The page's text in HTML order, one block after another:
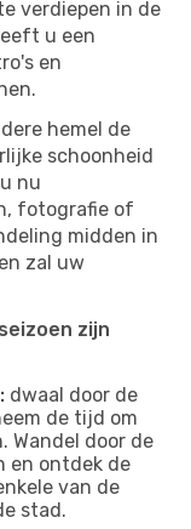
verdiepen in de
u een
en
hemel de
schoonheid
nu
fotografie of
midden in
zal uw
zijn
dwaal door de
de tijd om
Wandel door de
en ontdek de
van de
stad.